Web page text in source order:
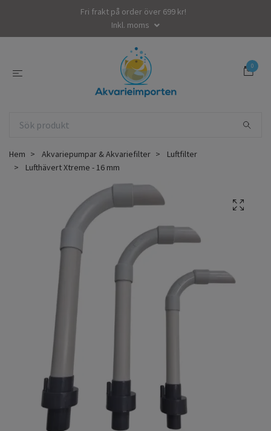
Fri frakt på order över 699 kr!
Inkl. moms
0
Hem Akvariepumpar & Akvariefilter
Luftfilter
Lufthävert Xtreme - 16 mm